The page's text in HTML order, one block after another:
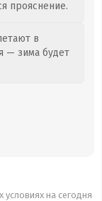
прояснение.
в
— зима будет
на сегодня